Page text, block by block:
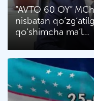
“AVTO 60 OY”
nisbatan
qo‘shimcha ma’l…